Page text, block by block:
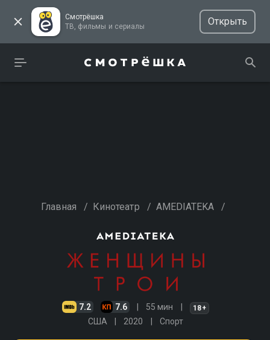
Смотрёшка
ТВ, фильмы и сериалы
Открыть
Главная / Кинотеатр / AMEDIATEKA /
7.2 7.6 55 мин 18+
США 2020 Спорт